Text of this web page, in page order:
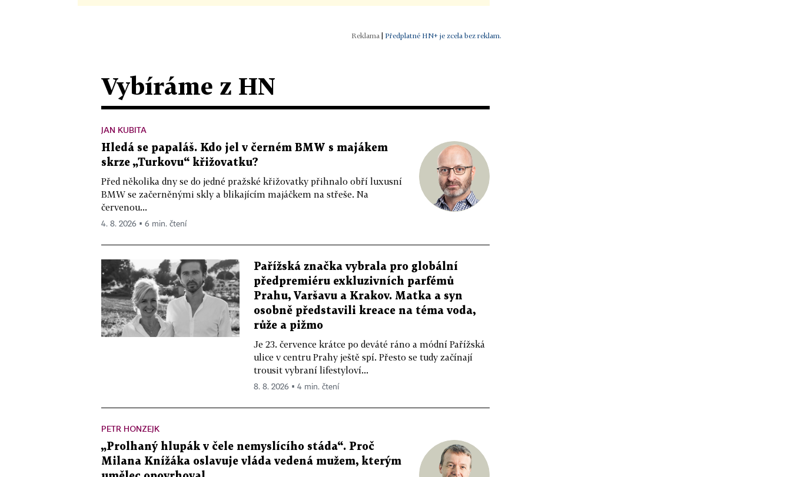
Předplatné HN+ je zcela bez reklam.
Vybíráme z HN
JAN KUBITA
Hledá se papaláš. Kdo jel v černém BMW s majákem
skrze „Turkovu“ křižovatku?
Před několika dny se do jedné pražské křižovatky přihnalo obří luxusní
BMW se začerněnými skly a blikajícím majáčkem na střeše. Na
červenou...
4. 8. 2026 ▪ 6 min. čtení
Pařížská značka vybrala pro globální
předpremiéru exkluzivních parfémů
Prahu, Varšavu a Krakov. Matka a syn
osobně představili kreace na téma voda,
růže a pižmo
Je 23. července krátce po deváté ráno a módní Pařížská
ulice v centru Prahy ještě spí. Přesto se tudy začínají
trousit vybraní lifestyloví...
8. 8. 2026 ▪ 4 min. čtení
PETR HONZEJK
„Prolhaný hlupák v čele nemyslícího stáda“. Proč
Milana Knížáka oslavuje vláda vedená mužem, kterým